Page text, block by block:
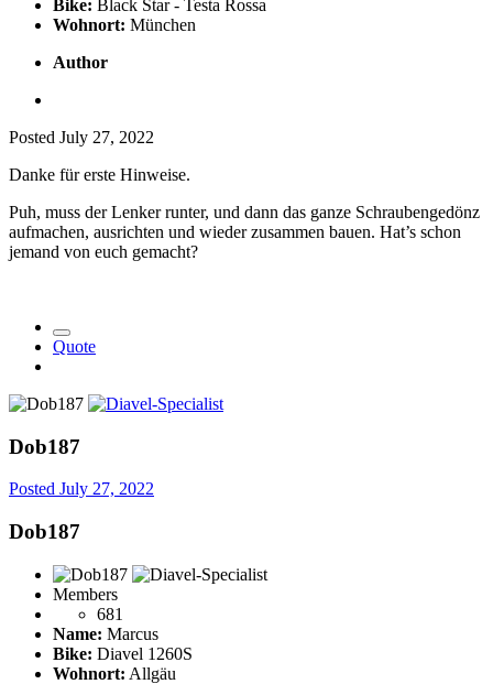
Bike: Black Star - Testa Rossa
Wohnort: München
Author
Posted July 27, 2022
Danke für erste Hinweise.
Puh, muss der Lenker runter, und dann das ganze Schraubengedönz
aufmachen, ausrichten und wieder zusammen bauen. Hat’s schon
jemand von euch gemacht?
Quote
Dob187
Posted July 27, 2022
Dob187
Members
681
Name: Marcus
Bike: Diavel 1260S
Wohnort: Allgäu